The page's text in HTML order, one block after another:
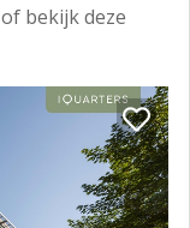
of bekijk deze